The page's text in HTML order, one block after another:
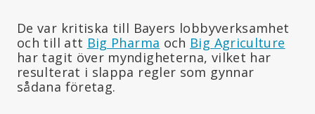
De var kritiska till Bayers lobbyverksamhet
och till att Big Pharma och Big Agriculture
har tagit över myndigheterna, vilket har
resulterat i slappa regler som gynnar
sådana företag.